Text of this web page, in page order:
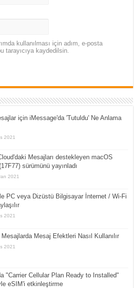
kullanılması için adım, e-posta
tarayıcıya kaydedilsin.
için iMessage'da 'Tutuldu' Ne Anlama
2021
Mesajları destekleyen macOS
sürümünü yayınladı
2021
PC veya Dizüstü Bilgisayar İnternet / Wi-Fi
2021
Mesaj Efektleri Nasıl Kullanılır
2021
"Carrier Cellular Plan Ready to Installed"
eSIM'i etkinleştirme